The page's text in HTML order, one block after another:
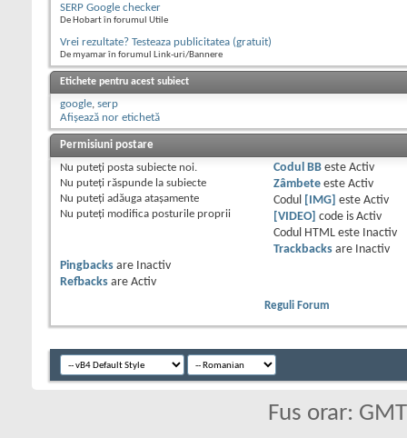
SERP Google checker
De Hobart în forumul Utile
Vrei rezultate? Testeaza publicitatea (gratuit)
De myamar în forumul Link-uri/Bannere
Etichete pentru acest subiect
google, serp
Afișează nor etichetă
Permisiuni postare
Nu puteţi posta subiecte noi.
Nu puteţi răspunde la subiecte
Nu puteţi adăuga ataşamente
Nu puteţi modifica posturile proprii
Codul BBeste Activ
Zâmbeteeste Activ
Codul
[IMG] este Activ
[VIDEO] code is Activ
Codul HTML este
Inactiv
Trackbacksare
Inactiv
Pingbacks are
Inactiv
Refbacks are Activ
Reguli Forum
Fus orar: